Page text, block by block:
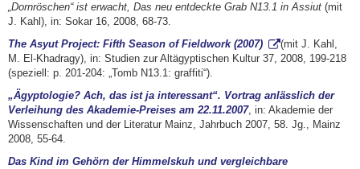
„Dornröschen“ ist erwacht, Das neu entdeckte Grab N13.1 in Assiut (mit
J. Kahl), in: Sokar 16, 2008, 68-73.
The Asyut Project: Fifth Season of Fieldwork (2007)
(mit J. Kahl,
M. El-Khadragy), in: Studien zur Altägyptischen Kultur 37, 2008, 199-218
(speziell: p. 201-204: „Tomb N13.1: graffiti“).
„Ägyptologie? Ach, das ist ja interessant“. Vortrag anlässlich der
Verleihung des Akademie-Preises am 22.11.2007, in: Akademie der
Wissenschaften und der Literatur Mainz, Jahrbuch 2007, 58. Jg., Mainz
2008, 55-64.
Das Kind im Gehörn der Himmelskuh und vergleichbare